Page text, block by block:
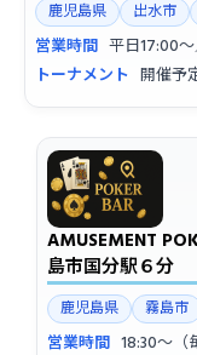
鹿児島県 出水市
営業時間 平日17:00
トーナメント 開催予
AMUSEMENT
島市国分駅６分
鹿児島県 霧島市
営業時間 18:30〜（